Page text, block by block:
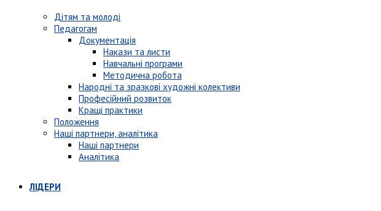
Дітям та молоді
Педагогам
Документація
Накази та листи
Навчальні програми
Методична робота
Народні та зразкові художні колективи
Професійний розвиток
Кращі практики
Положення
Наші партнери, аналітика
Наші партнери
Аналітика
ЛІДЕРИ